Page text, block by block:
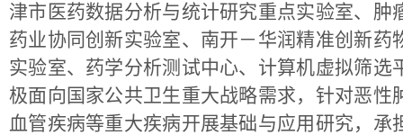
津市医药数据分析与统计研究重点实验室、
药业协同创新实验室、南开－华润精准创新
实验室、药学分析测试中心、计算机虚拟筛
极面向国家公共卫生重大战略需求，针对恶
血管疾病等重大疾病开展基础与应用研究，